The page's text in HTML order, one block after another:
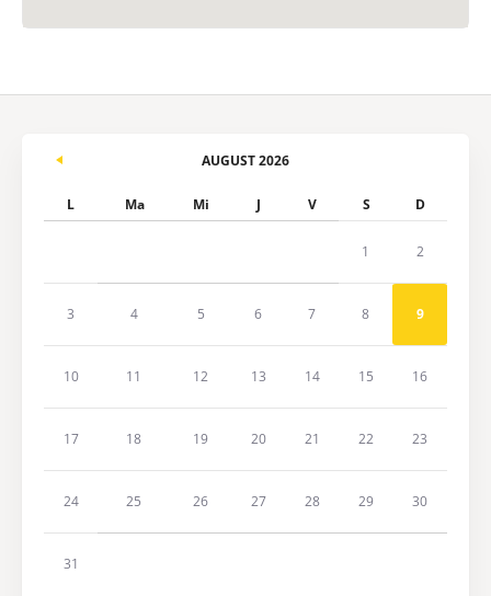
AUGUST 2026
L Ma Mi J V S D
1 2
3 4 5 6 7 8 9
10 11 12 13 14 15 16
17 18 19 20 21 22 23
24 25 26 27 28 29 30
31